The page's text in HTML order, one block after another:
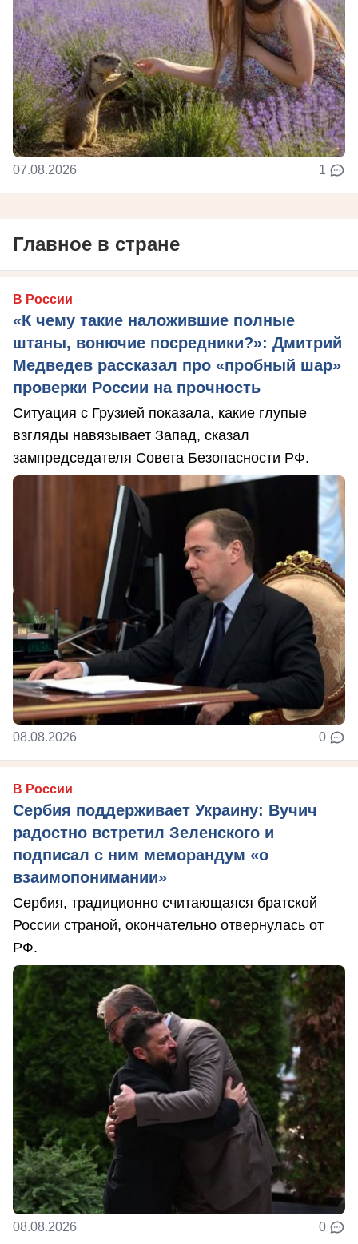
07.08.2026 1
Главное в стране
В России
«К чему такие наложившие полные
штаны, вонючие посредники?»: Дмитрий
Медведев рассказал про «пробный шар»
проверки России на прочность
Ситуация с Грузией показала, какие глупые
взгляды навязывает Запад, сказал
зампредседателя Совета Безопасности РФ.
08.08.2026 0
В России
Сербия поддерживает Украину: Вучич
радостно встретил Зеленского и
подписал с ним меморандум «о
взаимопонимании»
Сербия, традиционно считающаяся братской
России страной, окончательно отвернулась от
РФ.
08.08.2026 0